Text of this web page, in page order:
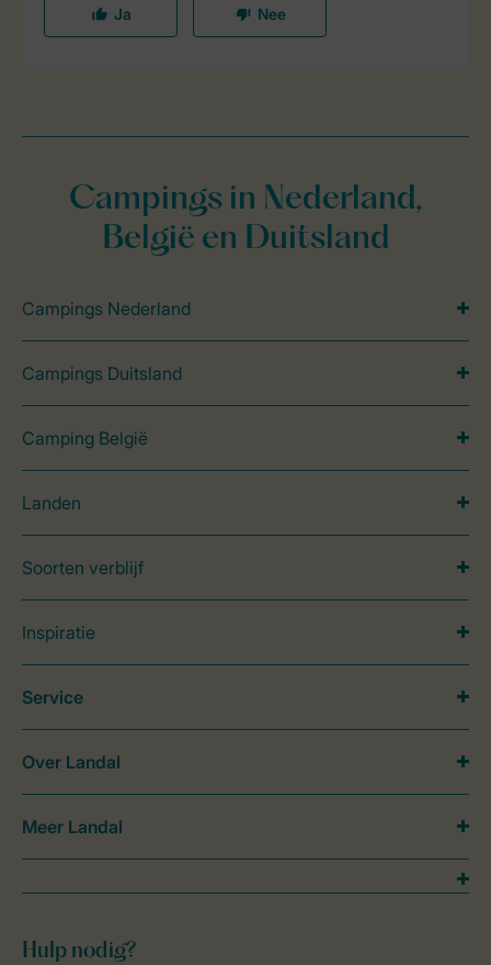
Campings in Nederland,
België en Duitsland
Campings Nederland
Campings Duitsland
Camping België
Landen
Soorten verblijf
Inspiratie
Hulp nodig?
Service
Over Landal
Meer Landal